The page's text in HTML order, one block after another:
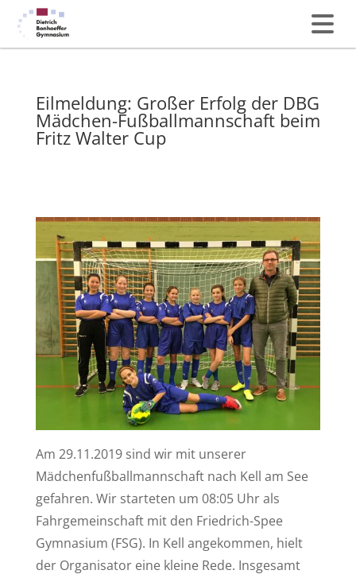
Eilmeldung: Großer Erfolg der DBG
Mädchen-Fußballmannschaft beim
Fritz Walter Cup
Am 29.11.2019 sind wir mit unserer
Mädchenfußballmannschaft nach Kell am See
gefahren. Wir starteten um 08:05 Uhr als
Fahrgemeinschaft mit den Friedrich-Spee
Gymnasium (FSG). In Kell angekommen, hielt
der Organisator eine kleine Rede. Insgesamt